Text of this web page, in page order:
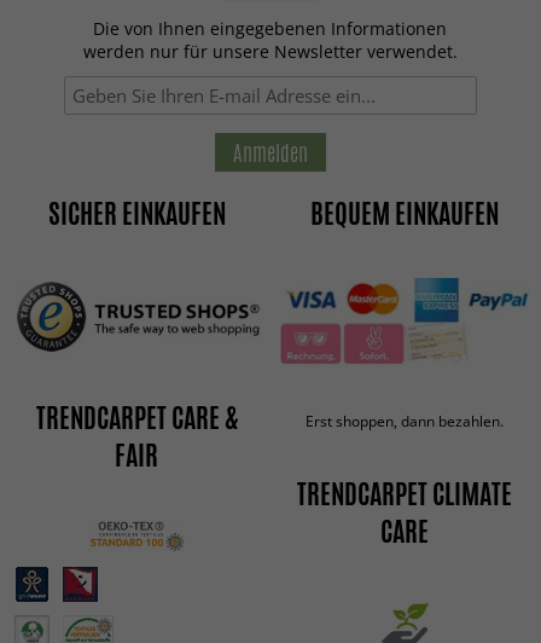
Die von Ihnen eingegebenen Informationen
werden nur für unsere Newsletter verwendet.
Anmelden
SICHER EINKAUFEN
TRENDCARPET CARE &
FAIR
BEQUEM EINKAUFEN
Erst shoppen, dann bezahlen.
TRENDCARPET CLIMATE
CARE